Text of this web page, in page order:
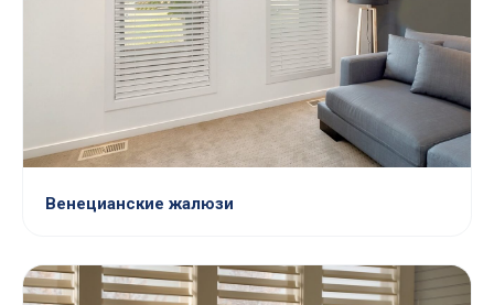
Венецианские жалюзи